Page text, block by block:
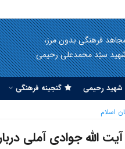
فرهنگی بدون مرز،
سیّد محمدعلی رحیمی
شهید رحیمی گنجینه فرهنگی
اسلام
الله جوادی آملی